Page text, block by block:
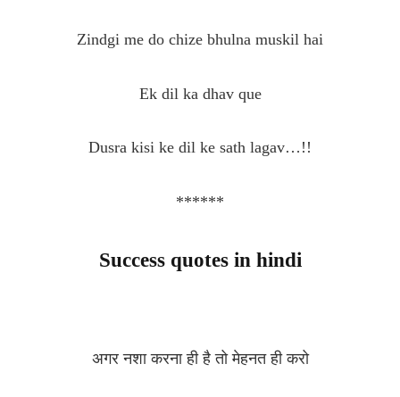
Zindgi me do chize bhulna muskil hai
Ek dil ka dhav que
Dusra kisi ke dil ke sath lagav…!!
******
Success quotes in hindi
अगर नशा करना ही है तो मेहनत ही करो